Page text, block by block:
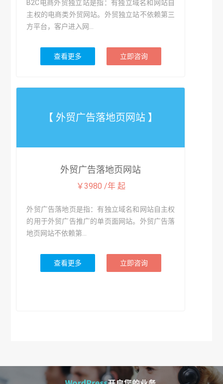
B2C电商外贸独立站是指：有独立域名和网站自
主权的电商类外贸网站。外贸独立站不依赖第三
方平台，客户进入网...
查看更多 立即咨询
【 外贸广告落地页网站 】
外贸广告落地页网站
￥3980 /年 起
外贸广告落地页是指：有独立域名和网站自主权
的用于外贸广告推广的单页面网站。外贸广告落
地页网站不依赖第...
查看更多 立即咨询